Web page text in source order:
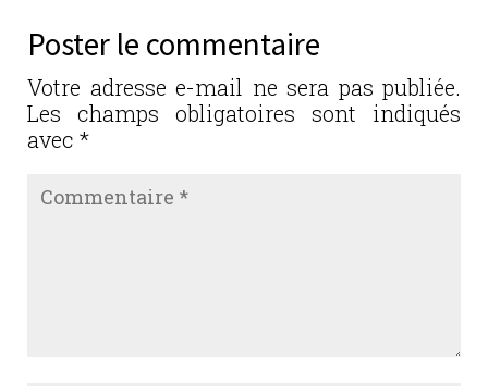
b
o
o
k
r
n
er
Poster le commentaire
Votre adresse e-mail ne sera pas publiée.
Les champs obligatoires sont indiqués
avec *